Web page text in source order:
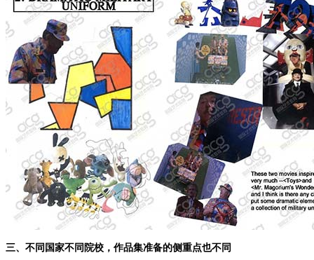
三、不同国家不同院校，作品集准备的侧重点也不同